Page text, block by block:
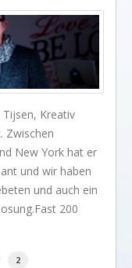
Kreativ
Zwischen
New York hat er
und wir haben
und auch ein
200
2